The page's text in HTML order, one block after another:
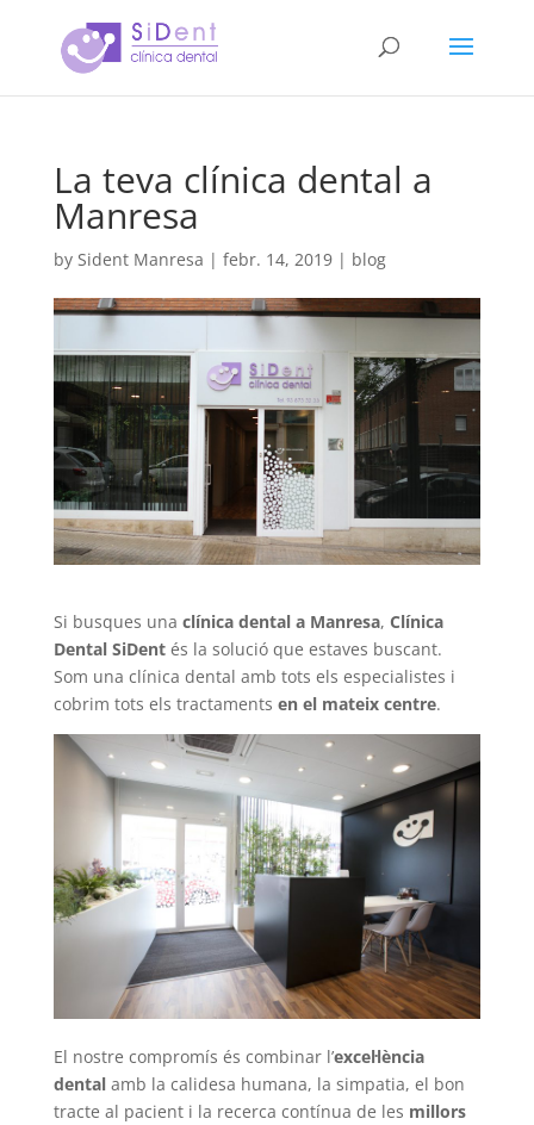
La teva clínica dental a
Manresa
by Sident Manresa | febr. 14, 2019| blog
Si busques una clínica dental a Manresa, Clínica
Dental SiDentés la solució que estaves buscant.
Som una clínica dental amb tots els especialistes i
cobrim tots els tractaments en el mateix centre.
El nostre compromís és combinar l’excel·lència
dentalamb la calidesa humana, la simpatia, el bon
tracte al pacient i la recerca contínua de les millors